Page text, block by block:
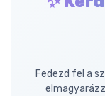
Fedezd fel a